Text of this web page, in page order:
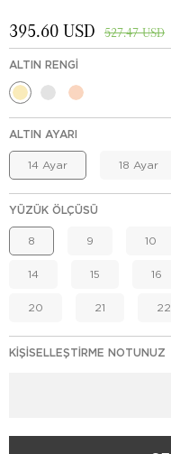
527.47 USD
395.60 USD
ALTIN RENGI
ALTIN AYARI
14 Ayar 18 Ayar
YÜZÜK ÖLÇÜSÜ
8 9 10
14 15 16
20 21 22
KIŞISELLEŞTIRME NOTUNUZ